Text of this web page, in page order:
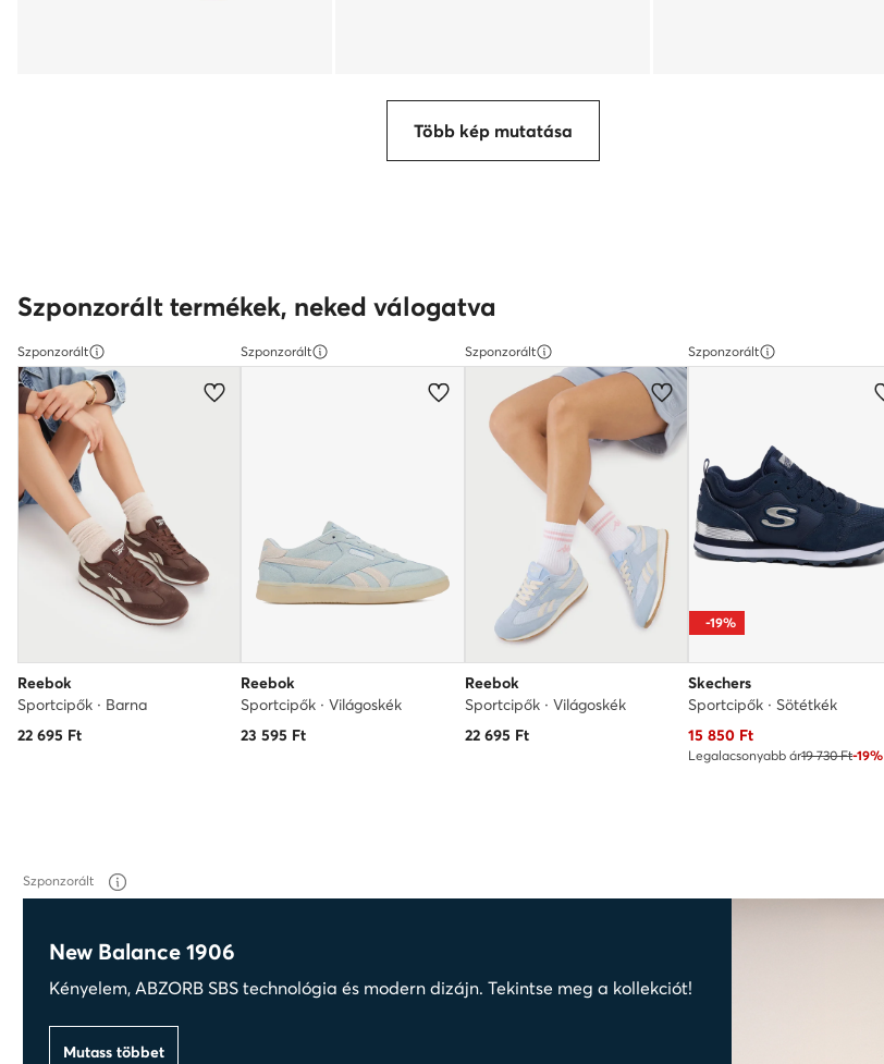
Több kép mutatása
Szponzorált termékek, neked válogatva
Szponzorált
Reebok
Sportcipők · Barna
22 695 Ft
Szponzorált
Reebok
Sportcipők · Világoskék
23 595 Ft
Szponzorált
Reebok
Sportcipők · Világoskék
22 695 Ft
Szponzorált
-19%
Skechers
Sportcipők · Sötétkék
Aktuális ár
15 850Ft
Legalacsonyabb ár19 730 Ft-19%
Szponzorált
New Balance 1906
Kényelem, ABZORB SBS technológia és modern dizájn. Tekintse meg a kollekciót!
Mutass többet